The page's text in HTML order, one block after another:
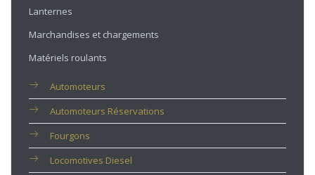
Lanternes
Marchandises et chargements
Matériels roulants
Automoteurs
Automoteurs Réservations
Fourgons
Locomotives Diesel